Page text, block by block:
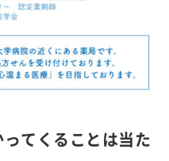
てくることは当た